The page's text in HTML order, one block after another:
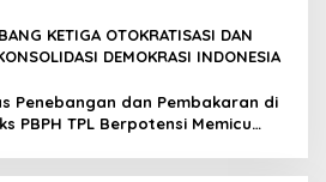
Nyata untuk Negeri
KETIGA OTOKRATISASI DAN
DEMOKRASI INDONESIA
Penebangan dan Pembakaran di
PBPH TPL Berpotensi Memicu